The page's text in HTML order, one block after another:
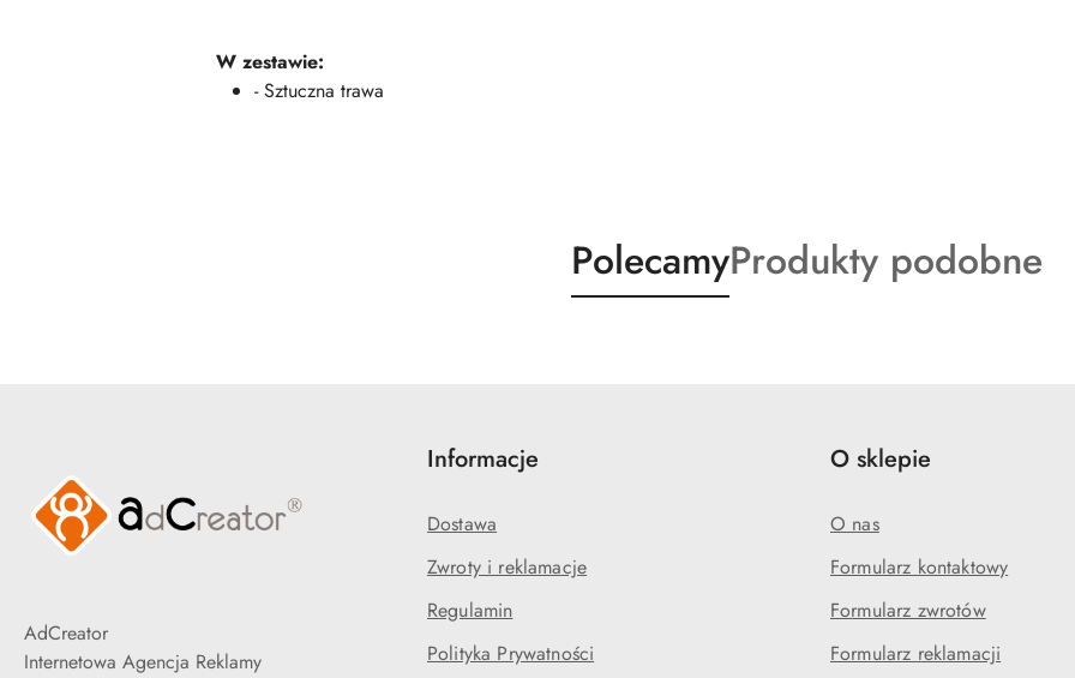
W zestawie:
- Sztuczna trawa
Produkty
o
PolecamyProdukty
o
Produkty podobne
AdCreator
Internetowa Agencja Reklamy
Informacje
Dostawa
Zwroty i reklamacje
Regulamin
Polityka Prywatności
O sklepie
O nas
Formularz kontaktowy
Formularz zwrotów
Formularz reklamacji